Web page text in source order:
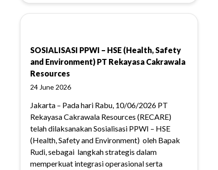
SOSIALISASI PPWI – HSE (Health, Safety
and Environment) PT Rekayasa Cakrawala
Resources
24 June 2026
Jakarta – Pada hari Rabu, 10/06/2026 PT
Rekayasa Cakrawala Resources (RECARE)
telah dilaksanakan Sosialisasi PPWI – HSE
(Health, Safety and Environment) oleh Bapak
Rudi, sebagai langkah strategis dalam
memperkuat integrasi operasional serta